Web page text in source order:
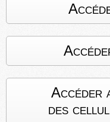
Accéder
des